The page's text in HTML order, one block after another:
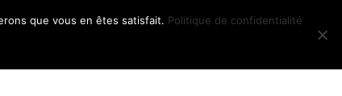
que vous en êtes satisfait. Politique de confidentialité